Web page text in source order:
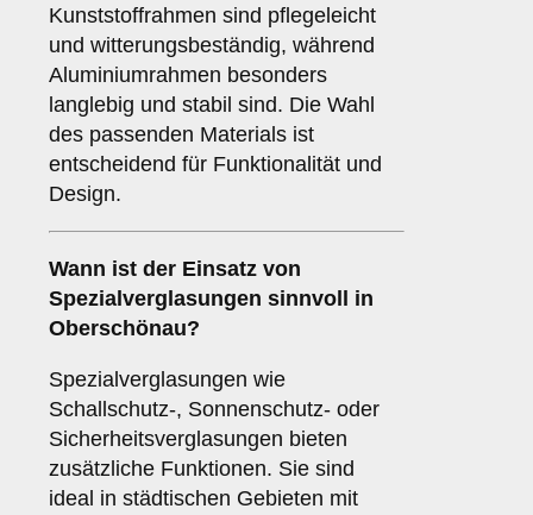
Kunststoffrahmen sind pflegeleicht
und witterungsbeständig, während
Aluminiumrahmen besonders
langlebig und stabil sind. Die Wahl
des passenden Materials ist
entscheidend für Funktionalität und
Design.
Wann ist der Einsatz von
Spezialverglasungen sinnvoll in
Oberschönau?
Spezialverglasungen wie
Schallschutz-, Sonnenschutz- oder
Sicherheitsverglasungen bieten
zusätzliche Funktionen. Sie sind
ideal in städtischen Gebieten mit